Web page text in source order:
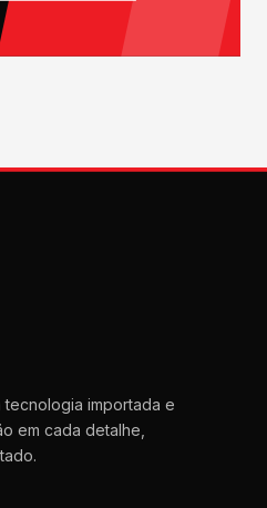
importada e
em cada detalhe,